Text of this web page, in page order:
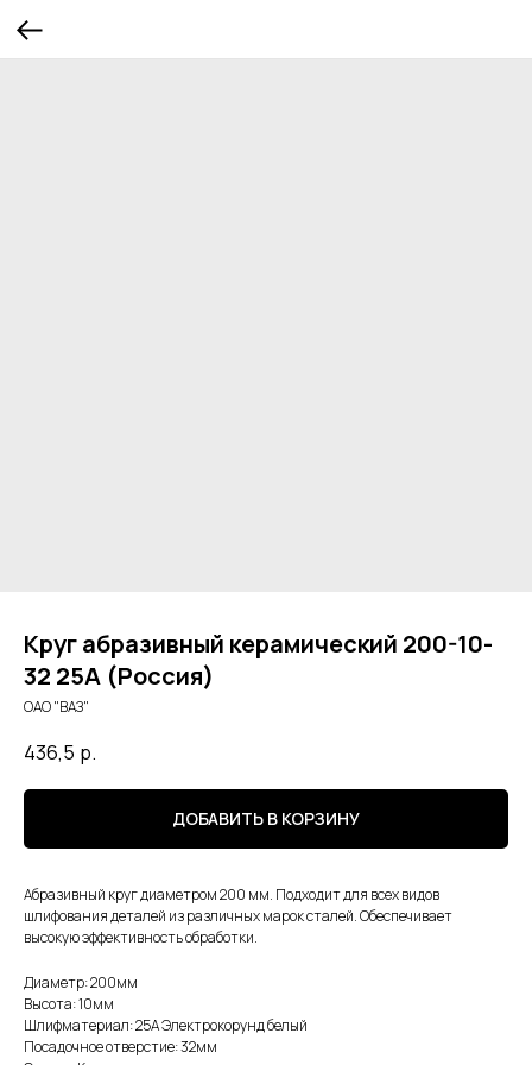
Круг абразивный керамический 200-10-
32 25А (Россия)
ОАО "ВАЗ"
436,5 р.
ДОБАВИТЬ В КОРЗИНУ
Абразивный круг диаметром 200 мм. Подходит для всех видов
шлифования деталей из различных марок сталей. Обеспечивает
высокую эффективность обработки.
Диаметр: 200мм
Высота: 10мм
Шлифматериал: 25А Электрокорунд белый
Посадочное отверстие: 32мм